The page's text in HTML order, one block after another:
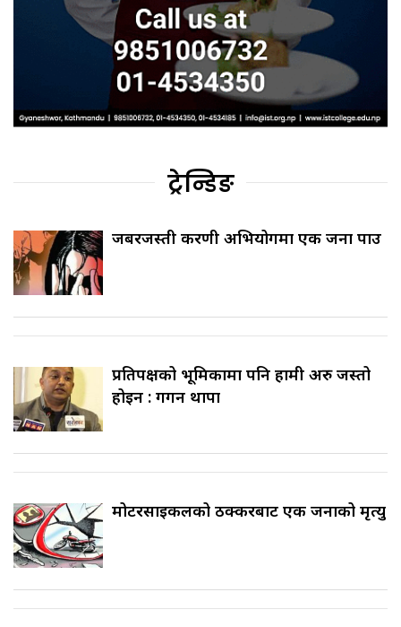
ट्रेन्डिङ
जबरजस्ती करणी अभियोगमा एक जना पक्राउ
प्रतिपक्षको भूमिकामा पनि हामी अरु जस्तो
होइन : गगन थापा
मोटरसाइकलको ठक्करबाट एक जनाको मृत्यु